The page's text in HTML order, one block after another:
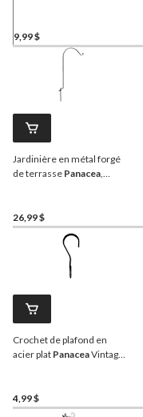
9,99 $
Jardinière en métal forgé
de terrasse Panacea,
26,99 $
Crochet de plafond en
acier plat PanaceaVintage,
4,99 $